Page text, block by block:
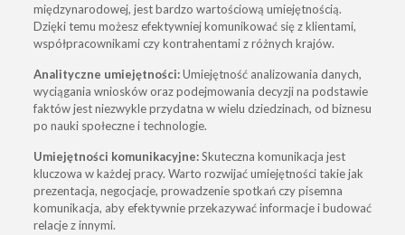
międzynarodowej, jest bardzo wartościową umiejętnością.
Dzięki temu możesz efektywniej komunikować się z klientami,
współpracownikami czy kontrahentami z różnych krajów.
Analityczne umiejętności:Umiejętność analizowania danych,
wyciągania wniosków oraz podejmowania decyzji na podstawie
faktów jest niezwykle przydatna w wielu dziedzinach, od biznesu
po nauki społeczne i technologie.
Umiejętności komunikacyjne:Skuteczna komunikacja jest
kluczowa w każdej pracy. Warto rozwijać umiejętności takie jak
prezentacja, negocjacje, prowadzenie spotkań czy pisemna
komunikacja, aby efektywnie przekazywać informacje i budować
relacje z innymi.